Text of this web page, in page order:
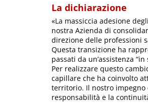
La dichiarazione
«La massiccia adesione
nostra Azienda di
direzione delle professioni
Questa transizione ha
passati da un’assistenza
Per realizzare questo
capillare che ha coinvolto
territorio. Il nostro impegno
responsabilità e la